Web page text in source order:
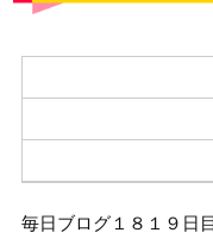
毎日ブログ１８１９日目